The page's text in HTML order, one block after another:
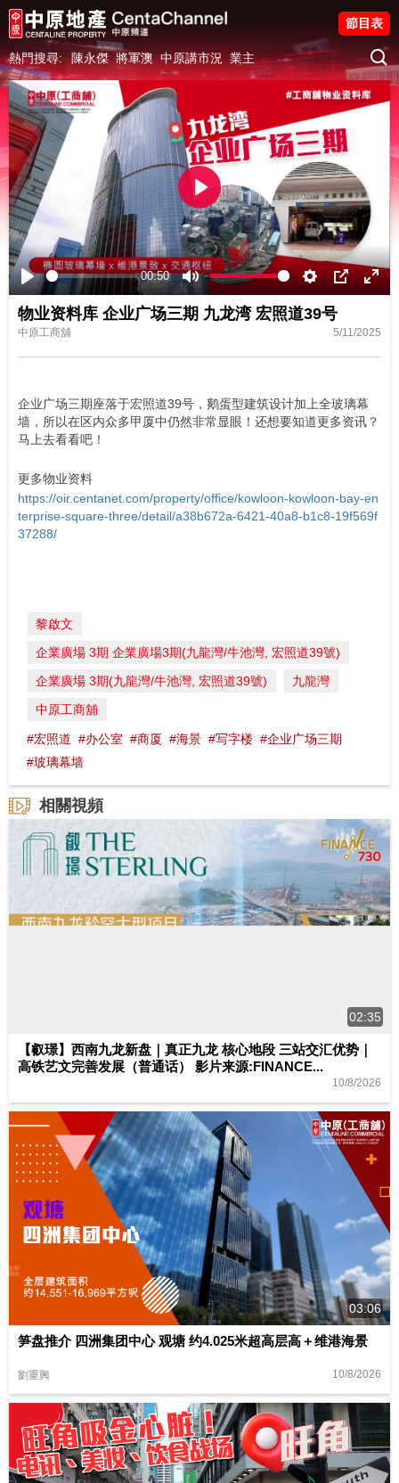
熱門搜尋: 陳永傑 將軍澳 中原講市況 業主
節目表
Play
00:50
Mute Settings
PIP
Play
物业资料库 企业广场三期 九龙湾 宏照道39号
中原工商舖 5/11/2025
企业广场三期座落于宏照道39号，鹅蛋型建筑设计加上全玻璃幕
墙，所以在区内众多甲厦中仍然非常显眼！还想要知道更多资讯？
马上去看看吧！
更多物业资料
https://oir.centanet.com/property/office/kowloon-kowloon-bay-en
terprise-square-three/detail/a38b672a-6421-40a8-b1c8-19f569f
37288/
黎啟文
企業廣場 3期 企業廣場3期(九龍灣/牛池灣, 宏照道39號)
企業廣場 3期(九龍灣/牛池灣, 宏照道39號)
九龍灣
中原工商舖
#宏照道 #办公室 #商厦 #海景 #写字楼 #企业广场三期
#玻璃幕墙
相關視頻
02:35
【叡璟】西南九龙新盘｜真正九龙 核心地段 三站交汇优势｜
高铁艺文完善发展（普通话） 影片来源:FINANCE...
10/8/2026
03:06
笋盘推介 四洲集团中心 观塘 约4.025米超高层高＋维港海景
劉重興 10/8/2026